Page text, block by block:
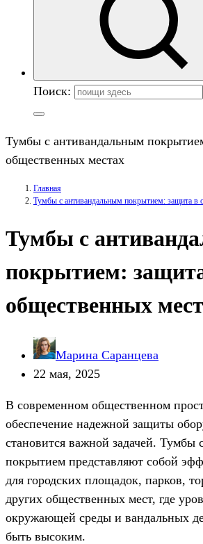
Поиск:
Тумбы с антивандальным
общественных местах
Главная
Тумбы с антивандальным покрытием: защита в
Тумбы с
покрытием:
общественных
Марина Саранцева
22 мая, 2025
В современном общественном
обеспечение надежной защиты
становится важной задачей. Тумбы
покрытием представляют собой
для городских площадок, парков,
других общественных мест, где
окружающей среды и вандальных
быть высоким.